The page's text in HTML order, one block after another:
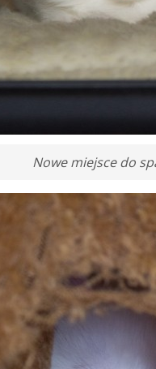
Nowe miejsce do